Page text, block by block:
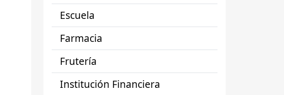
Escuela
Farmacia
Frutería
Institución Financiera